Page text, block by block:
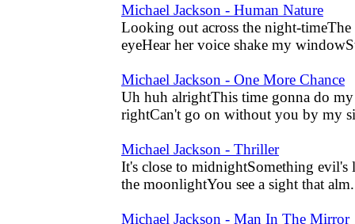
Michael Jackson - Human Nature
Looking out across the night-timeThe
eyeHear her voice shake my
Michael Jackson - One More Chance
Uh huh alrightThis time gonna do
rightCan't go on without you by my
Michael Jackson - Thriller
It's close to midnightSomething
the moonlightYou see a sight that
Michael Jackson - Man In The Mirror